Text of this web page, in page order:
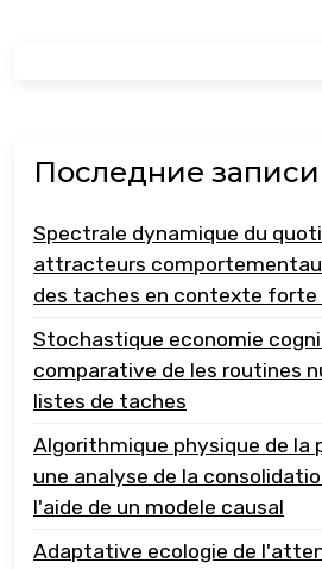
Последние записи
Spectrale dynamique du
attracteurs
des taches en contexte
Stochastique economie
comparative de les routines
listes de taches
Algorithmique physique de la
une analyse de la
l'aide de un modele causal
Adaptative ecologie de